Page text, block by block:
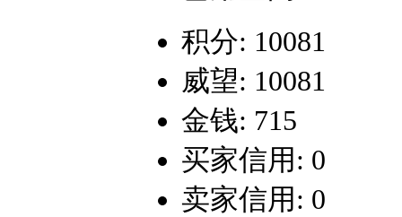
积分: 10081
威望: 10081
金钱: 715
买家信用: 0
卖家信用: 0